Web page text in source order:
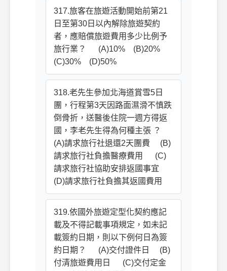
317.旅客在旅遊活動開始前第21
日至第30日以內解除旅遊契約
者，應賠償旅遊費用多少比例予
旅行業？ (A)10% (B)20%
(C)30% (D)50%
318.老先生參加北海道賞雪5日
團，行程第3天因路面濕滑不慎跌
倒骨折，送醫後住院一週方得返
國，李老先生得為何種主張 ？
(A)請求旅行社退還2天團費 (B)
請求旅行社負擔醫療費用 (C)
請求旅行社協助安排返國事宜
(D)請求旅行社負擔其返國費用
319.依國外旅遊定型化契約應記
載及不得記載事項規定，如未記
載簽約日期，則以下例何日為簽
約日期？ (A)交付證件日 (B)
付清旅遊費用日 (C)交付定金